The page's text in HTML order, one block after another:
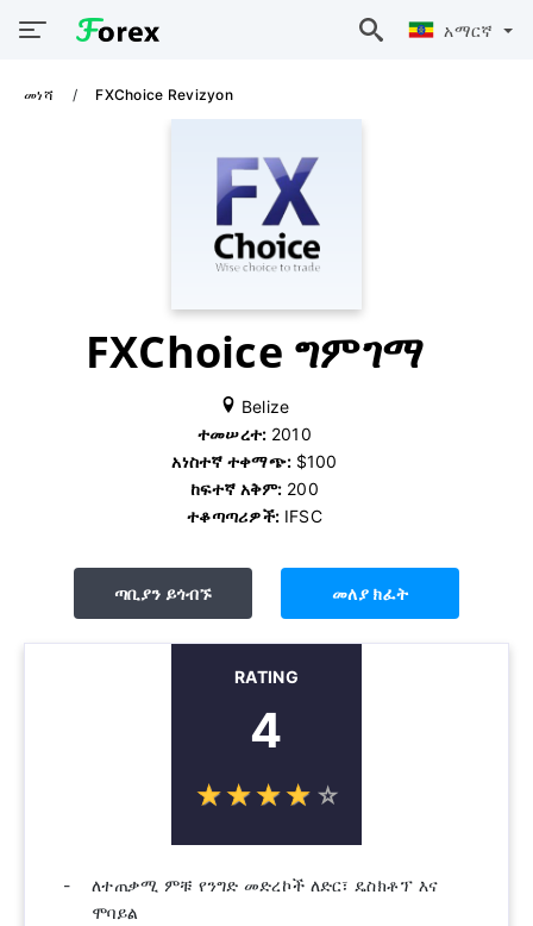
አማርኛ
መነሻ FXChoice Revizyon
FXChoice ግምገማ
Belize
ተመሠረተ: 2010
አነስተኛ ተቀማጭ: $100
ከፍተኛ አቅም: 200
ተቆጣጣሪዎች: IFSC
ጣቢያን ይጎብኙ መለያ ክፈት
RATING
4
☆☆☆☆ ☆
★★★★ ★
ለተጠቃሚ ምቹ የንግድ መድረኮች ለድር፣ ዴስክቶፕ እና
ሞባይል